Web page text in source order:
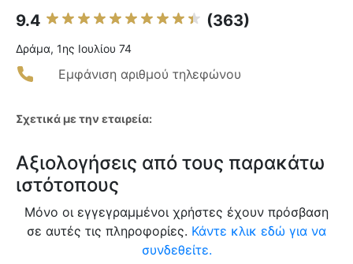
9.4 (363)
Δράμα, 1ης Ιουλίου 74
Εμφάνιση αριθμού τηλεφώνου
Σχετικά με την εταιρεία:
Αξιολογήσεις από τους παρακάτω
ιστότοπους
Μόνο οι εγγεγραμμένοι χρήστες έχουν πρόσβαση
σε αυτές τις πληροφορίες. Κάντε κλικ εδώ για να
συνδεθείτε.